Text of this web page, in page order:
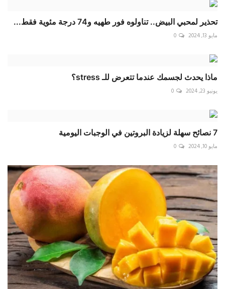
تحذير لمحبي البيض.. تناولوه فور طهيه و74 درجة مئوية فقط...
مايو 13, 2024 0
ماذا يحدث لجسمك عندما تتعرض للـ stress؟
يونيو 23, 2024 0
7 نصائح سهلة لزيادة البروتين في الوجبات اليومية
مايو 10, 2024 0